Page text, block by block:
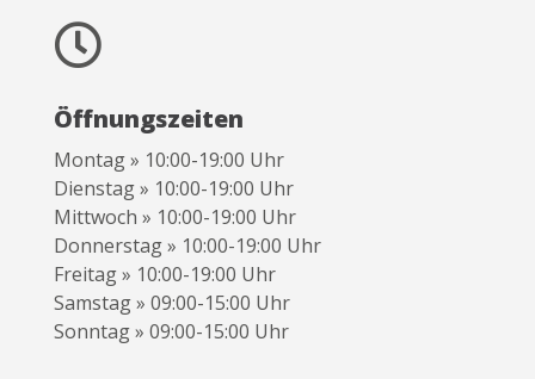

Öffnungszeiten
Montag » 10:00-19:00 Uhr
Dienstag » 10:00-19:00 Uhr
Mittwoch » 10:00-19:00 Uhr
Donnerstag » 10:00-19:00 Uhr
Freitag » 10:00-19:00 Uhr
Samstag » 09:00-15:00 Uhr
Sonntag » 09:00-15:00 Uhr